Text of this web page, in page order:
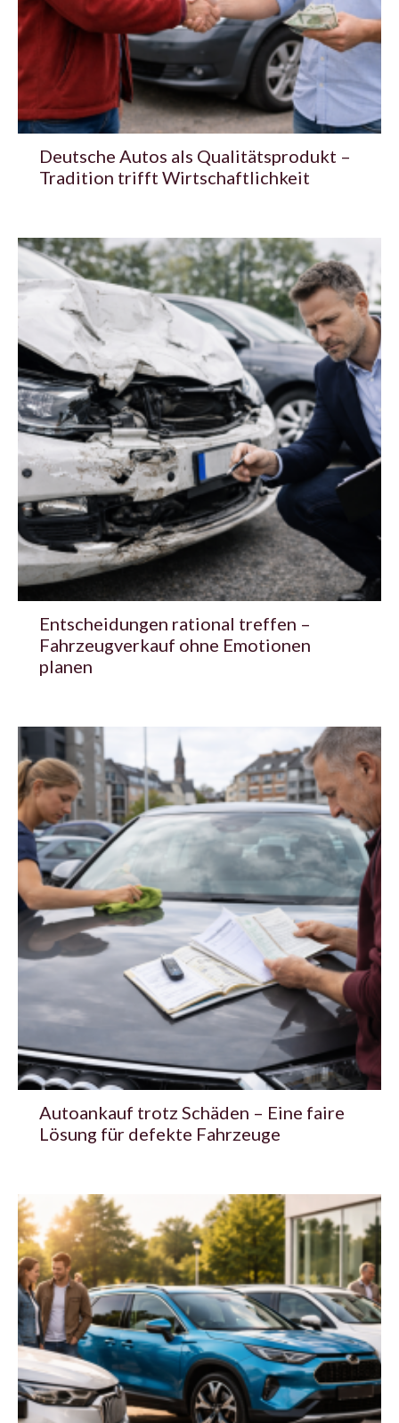
Deutsche Autos als Qualitätsprodukt –
Tradition trifft Wirtschaftlichkeit
Entscheidungen rational treffen –
Fahrzeugverkauf ohne Emotionen
planen
Autoankauf trotz Schäden – Eine faire
Lösung für defekte Fahrzeuge